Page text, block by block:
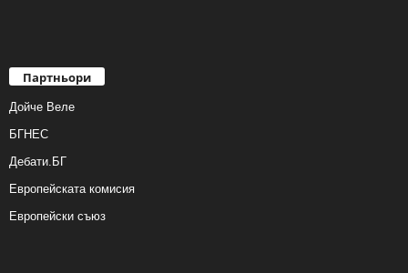
Партньори
Дойче Веле
БГНЕС
Дебати.БГ
Европейската комисия
Европейски съюз